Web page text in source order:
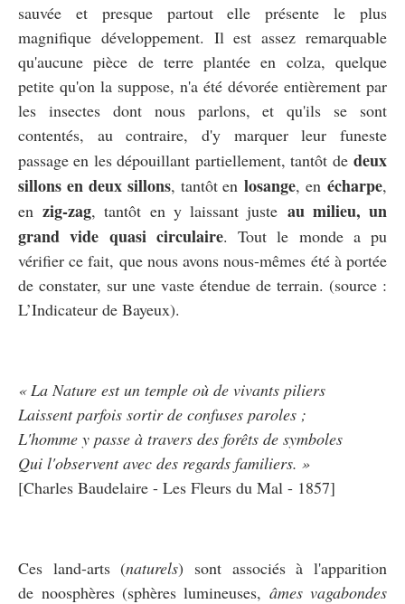
sauvée et presque partout elle présente le plus
magnifique développement. Il est assez remarquable
qu'aucune pièce de terre plantée en colza, quelque
petite qu'on la suppose, n'a été dévorée entièrement par
les insectes dont nous parlons, et qu'ils se sont
contentés, au contraire, d'y marquer leur funeste
passage en les dépouillant partiellement, tantôt de deux
sillons en deux sillons, tantôt enlosange, en écharpe,
enzig-zag, tantôt en y laissant juste au milieu, un
grand vide quasi circulaire. Tout le monde a pu
vérifier ce fait, que nous avons nous-mêmes été à portée
de constater, sur une vaste étendue de terrain. (source :
L’Indicateur de Bayeux).
« La Nature est un temple où de vivants piliers
Laissent parfois sortir de confuses paroles ;
L'homme y passe à travers des forêts de symboles
Qui l'observent avec des regards familiers. »
[Charles Baudelaire - Les Fleurs du Mal - 1857]
Ces land-arts (naturels) sont associés à l'apparition
de noosphères (sphères lumineuses, âmes vagabondes